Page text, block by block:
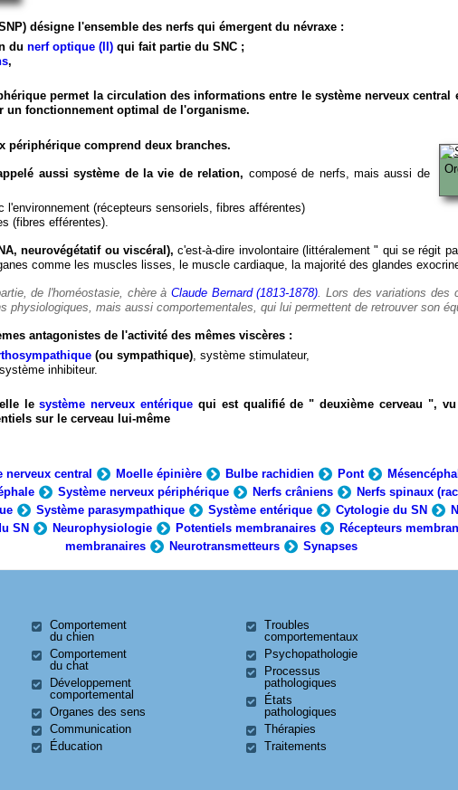
désigne l'ensemble des nerfs qui émergent du névraxe :
du nerf optique (II) qui fait partie du SNC ;
,
permet la circulation des informations entre le système nerveux central
un fonctionnement optimal de l'organisme.
périphérique comprend deux branches.
aussi système de la vie de relation, composé de nerfs, mais aussi de
l'environnement (récepteurs sensoriels, fibres afférentes)
(fibres efférentes).
neurovégétatif ou viscéral), c'est-à-dire involontaire (littéralement " qui se régit
comme les muscles lisses, le muscle cardiaque, la majorité des glandes
de l'homéostasie, chère àClaude Bernard (1813-1878). Lors des variations des
physiologiques, mais aussi comportementales, qui lui permettent de retrouver son
antagonistes de l'activité des mêmes viscères :
(ou sympathique), système stimulateur,
inhibiteur.
lesystème nerveux entérique qui est qualifié de " deuxième cerveau ",
sur le cerveau lui-même
nerveux central Moelle épinière Bulbe rachidien Pont
Système nerveux périphérique Nerfs crâniens Nerfs spinaux
Système parasympathique Système entérique Cytologie du SN
SN Neurophysiologie Potentiels membranaires Récepteurs
membranaires
Neurotransmetteurs Synapses
Comportement
du chien
Comportement
du chat
Développement
comportemental
Organes des sens
Communication
Éducation
Troubles
comportementaux
Psychopathologie
Processus
pathologiques
États
pathologiques
Thérapies
Traitements